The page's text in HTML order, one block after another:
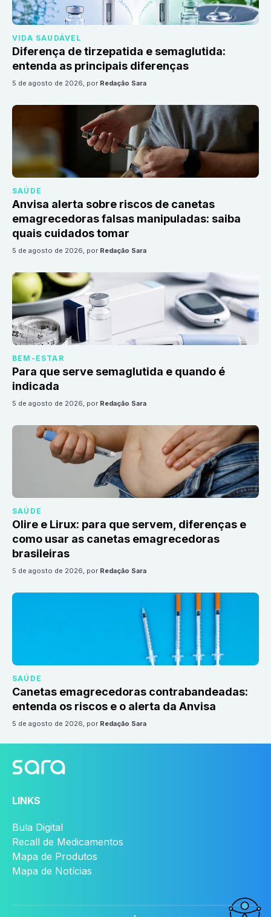
VIDA SAUDÁVEL
Diferença de tirzepatida e semaglutida:
entenda as principais diferenças
5 de agosto de 2026, por Redação Sara
SAÚDE
Anvisa alerta sobre riscos de canetas
emagrecedoras falsas manipuladas: saiba
quais cuidados tomar
5 de agosto de 2026, por Redação Sara
BEM-ESTAR
Para que serve semaglutida e quando é
indicada
5 de agosto de 2026, por Redação Sara
SAÚDE
Olire e Lirux: para que servem, diferenças e
como usar as canetas emagrecedoras
brasileiras
5 de agosto de 2026, por Redação Sara
SAÚDE
Canetas emagrecedoras contrabandeadas:
entenda os riscos e o alerta da Anvisa
5 de agosto de 2026, por Redação Sara
LINKS
Bula Digital
Recall de Medicamentos
Mapa de Produtos
Mapa de Notícias